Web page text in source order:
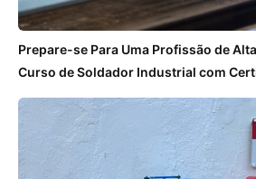
Prepare-se Para Uma Profissão de
Curso de Soldador Industrial com